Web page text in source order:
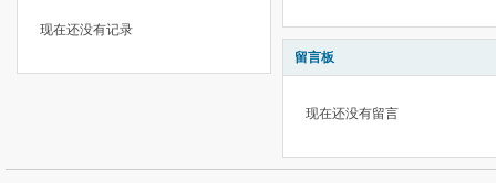
现在还没有记录
留言板
现在还没有留言